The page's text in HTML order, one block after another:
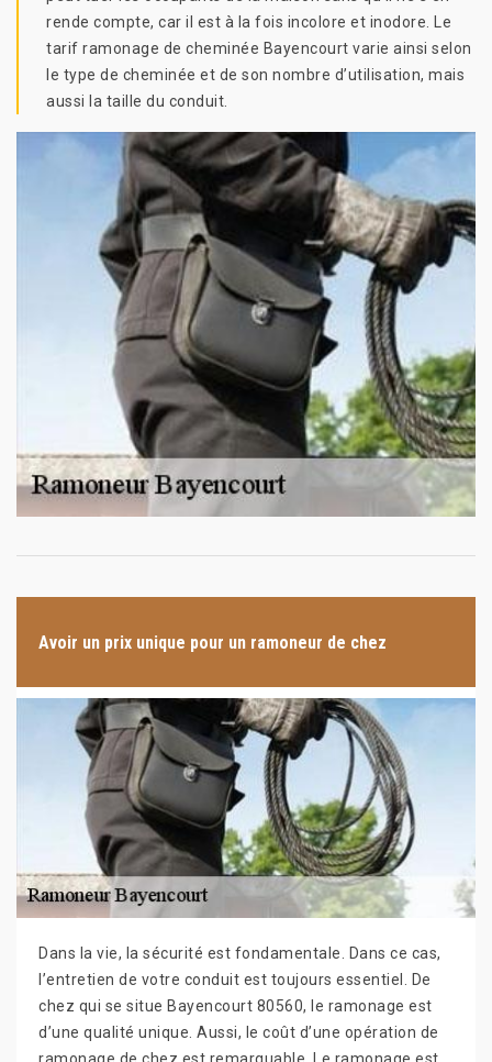
rende compte, car il est à la fois incolore et inodore. Le
tarif ramonage de cheminée Bayencourt varie ainsi selon
le type de cheminée et de son nombre d’utilisation, mais
aussi la taille du conduit.
Avoir un prix unique pour un ramoneur de chez
Dans la vie, la sécurité est fondamentale. Dans ce cas,
l’entretien de votre conduit est toujours essentiel. De
chez qui se situe Bayencourt 80560, le ramonage est
d’une qualité unique. Aussi, le coût d’une opération de